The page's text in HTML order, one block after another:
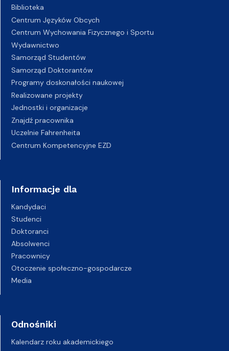
Biblioteka
Centrum Języków Obcych
Centrum Wychowania Fizycznego i Sportu
Wydawnictwo
Samorząd Studentów
Samorząd Doktorantów
Programy doskonałości naukowej
Realizowane projekty
Jednostki i organizacje
Znajdź pracownika
Uczelnie Fahrenheita
Centrum Kompetencyjne EZD
Informacje dla
Kandydaci
Studenci
Doktoranci
Absolwenci
Pracownicy
Otoczenie społeczno-gospodarcze
Media
Odnośniki
Kalendarz roku akademickiego